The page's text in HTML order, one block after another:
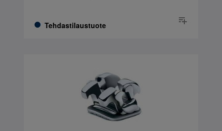
Tehdastilaustuote